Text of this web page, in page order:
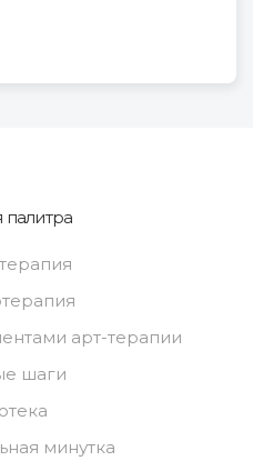
палитра
арт-терапии
шаги
минутка